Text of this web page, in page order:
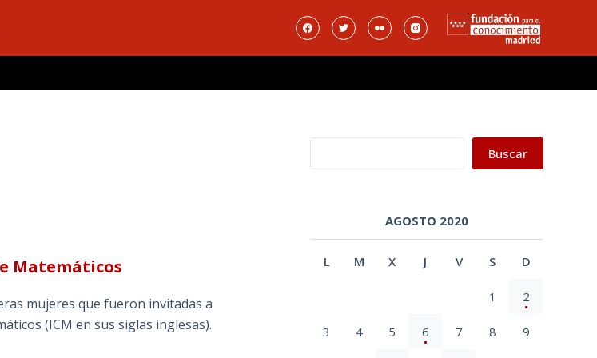
Matemáticos
mujeres que fueron invitadas a
(ICM en sus siglas inglesas).
Buscar
AGOSTO 2020
L M X J V S D
1 2
3 4 5 6 7 8 9